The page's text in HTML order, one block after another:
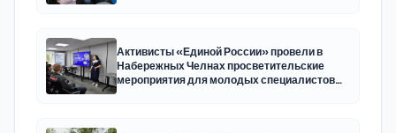
Активисты «Единой России» провели в
Набережных Челнах просветительские
мероприятия для молодых специалистов